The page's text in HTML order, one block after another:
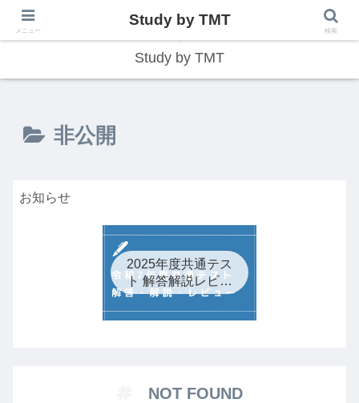
総合型学習サイト
Study by TMT
非公開
お知らせ
2025年度共通テス
ト 解答解説レビュ
ー
NOT FOUND
メニュー
Study by TMT
検索